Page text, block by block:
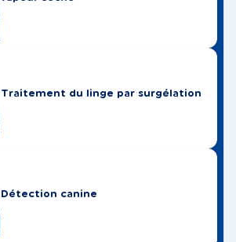
Traitement du linge par surgélation
Détection canine